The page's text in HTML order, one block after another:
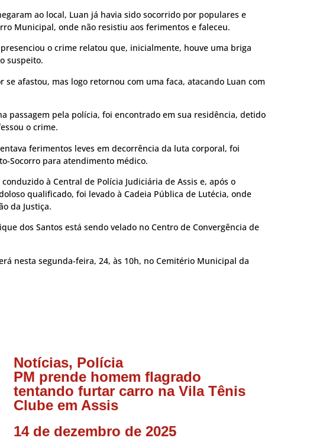
ao local, Luan já havia sido socorrido por populares e
Municipal, onde não resistiu aos ferimentos e faleceu.
o crime relatou que, inicialmente, houve uma briga
suspeito.
se afastou, mas logo retornou com uma faca, atacando Luan com
passagem pela polícia, foi encontrado em sua residência, detido
o crime.
ferimentos leves em decorrência da luta corporal, foi
Socorro para atendimento médico.
à Central de Polícia Judiciária de Assis e, após o
qualificado, foi levado à Cadeia Pública de Lutécia, onde
da Justiça.
dos Santos está sendo velado no Centro de Convergência de
nesta segunda-feira, 24, às 10h, no Cemitério Municipal da
Notícias, Polícia
PM prende homem flagrado
tentando furtar carro na Vila Tênis
Clube em Assis
14 de dezembro de 2025